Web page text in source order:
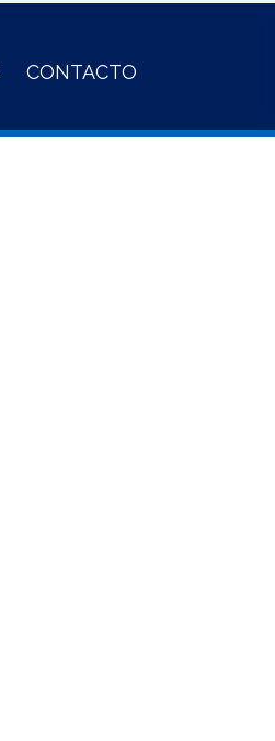
CONTACTO